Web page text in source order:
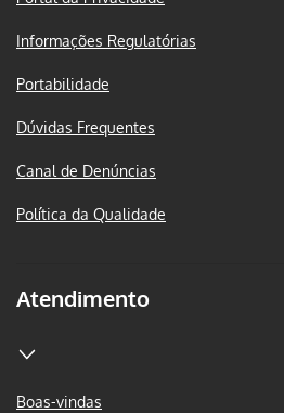
Informações Regulatórias
Portabilidade
Dúvidas Frequentes
Canal de Denúncias
Política da Qualidade
Atendimento
Boas-vindas